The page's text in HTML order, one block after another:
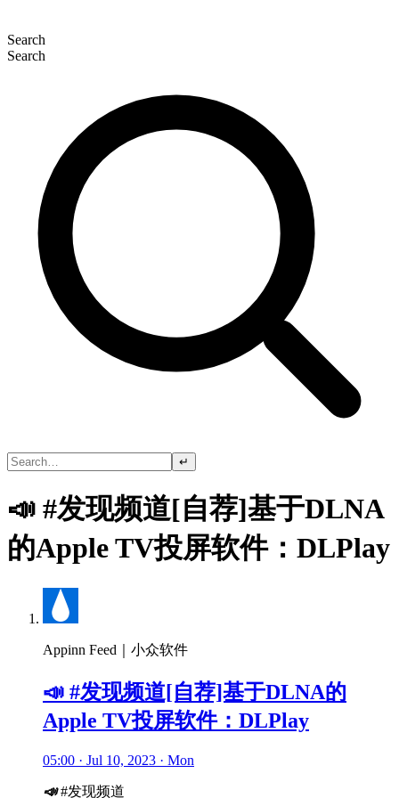
Search
Search
↵
📣 #发现频道[自荐]基于DLNA
的Apple TV投屏软件：DLPlay
Appinn Feed｜小众软件
📣 #发现频道[自荐]基于DLNA的
Apple TV投屏软件：DLPlay
05:00 · Jul 10, 2023 · Mon
📣#发现频道